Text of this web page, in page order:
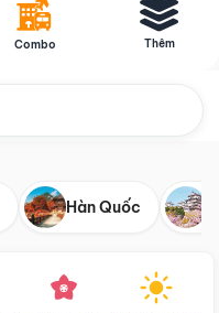
Combo Thêm
Hàn Quốc